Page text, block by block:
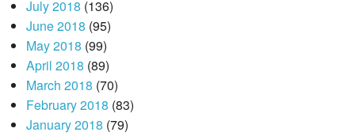
July 2018 (136)
June 2018 (95)
May 2018 (99)
April 2018 (89)
March 2018 (70)
February 2018 (83)
January 2018 (79)